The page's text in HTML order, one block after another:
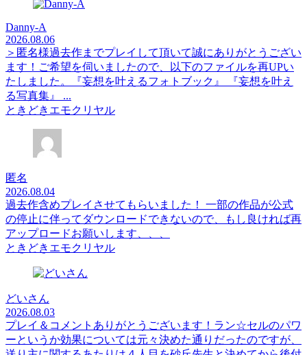
Danny-A
2026.08.06
＞匿名様過去作までプレイして頂いて誠にありがとうござい
ます！ご希望を伺いましたので、以下のファイルを再UPい
たしました。『妄想を叶えるフォトブック』 『妄想を叶え
る写真集』 ...
ときどきエモクリヤル
匿名
2026.08.04
過去作含めプレイさせてもらいました！ 一部の作品が公式
の停止に伴ってダウンロードできないので、もし良ければ再
アップロードお願いします、、、
ときどきエモクリヤル
どいさん
2026.08.03
プレイ＆コメントありがとうございます！ラン☆セルのパワ
ーというか効果については元々決めた通りだったのですが、